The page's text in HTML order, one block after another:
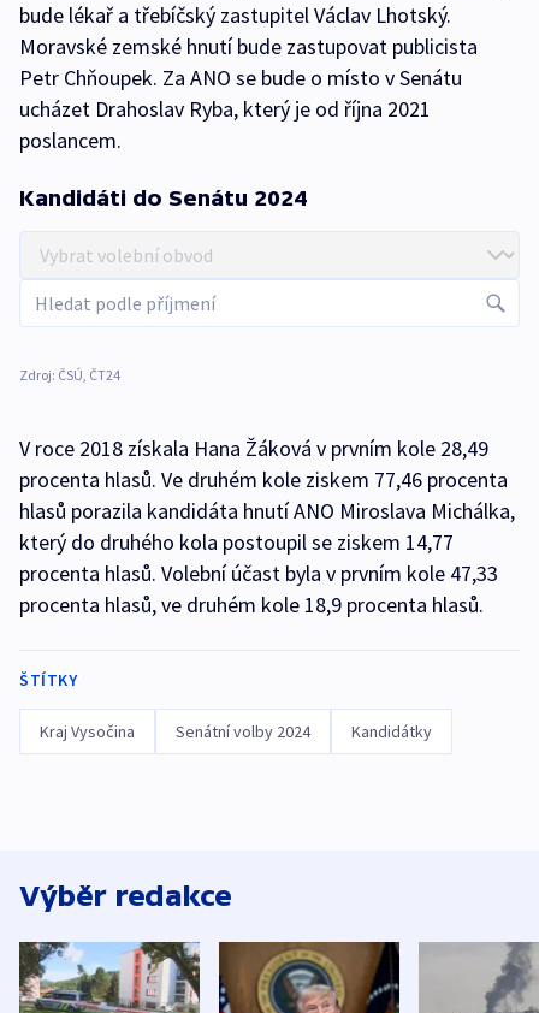
bude lékař a třebíčský zastupitel Václav Lhotský.
Moravské zemské hnutí bude zastupovat publicista
Petr Chňoupek. Za ANO se bude o místo v Senátu
ucházet Drahoslav Ryba, který je od října 2021
poslancem.
Kandidáti do Senátu 2024
Zdroj: ČSÚ, ČT24
V roce 2018 získala Hana Žáková v prvním kole 28,49
procenta hlasů. Ve druhém kole ziskem 77,46 procenta
hlasů porazila kandidáta hnutí ANO Miroslava Michálka,
který do druhého kola postoupil se ziskem 14,77
procenta hlasů. Volební účast byla v prvním kole 47,33
procenta hlasů, ve druhém kole 18,9 procenta hlasů.
ŠTÍTKY
Kraj Vysočina Senátní volby 2024 Kandidátky
Výběr redakce